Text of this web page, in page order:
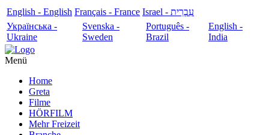
English - English Français - France
עִבְרִית - Israel
Українська -
Ukraine
Svenska -
Sweden
Português -
Brazil
English -
India
Menü
Home
Greta
Filme
HÖRFILM
Mehr Freizeit